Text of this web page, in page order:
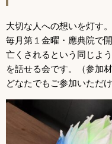
大切な人への想いを灯す
毎月第１金曜・應典院で
亡くされるという同じよ
を話せる会です。（参加
どなたでもご参加いただ